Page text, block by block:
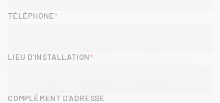
TÉLÉPHONE
LIEU D'INSTALLATION
COMPLÉMENT D'ADRESSE